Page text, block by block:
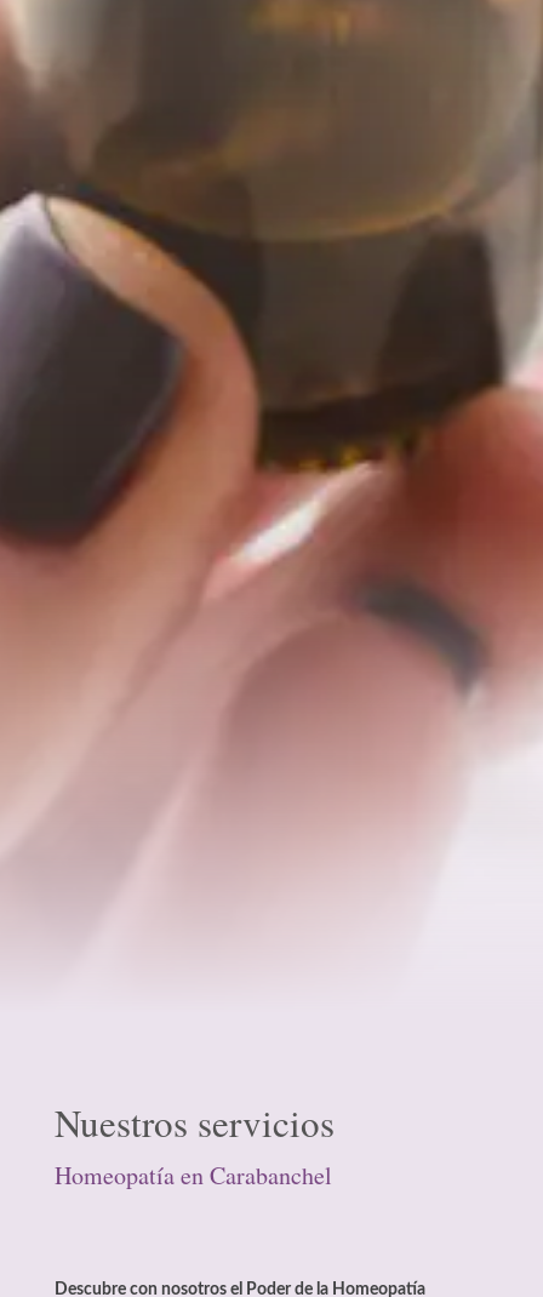
Nuestros servicios
Homeopatía en Carabanchel
Descubre con nosotros el Poder de la Homeopatía